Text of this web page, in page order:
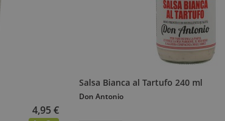
4,95 €
Salsa Bianca al Tartufo 240 ml
Don Antonio